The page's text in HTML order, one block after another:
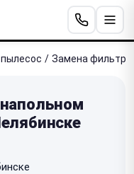
/ Замена фильтра